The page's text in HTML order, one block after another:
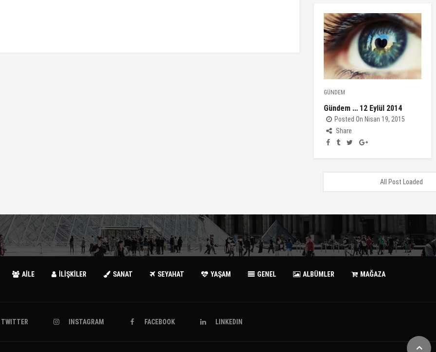
GÜNDEM
Gündem … 12 Eylül 2014
Posted On Nisan 19, 2015
Share
All Post Loaded
AİLE İLİŞKİLER SANAT SEYAHAT YAŞAM GENEL ALBÜMLER MAĞAZA
TWITTER INSTAGRAM FACEBOOK LINKEDIN